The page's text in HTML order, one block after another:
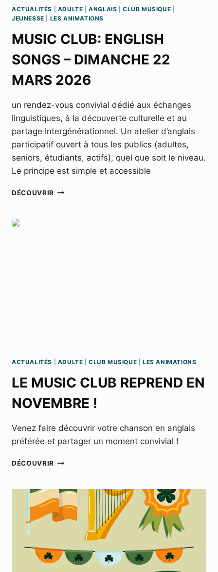
ACTUALITÉS ADULTE |ANGLAIS |CLUB MUSIQUE
JEUNESSE
LES ANIMATIONS
MUSIC CLUB: ENGLISH
SONGS – DIMANCHE 22
MARS 2026
un rendez-vous convivial dédié aux échanges
linguistiques, à la découverte culturelle et au
partage intergénérationnel. Un atelier d’anglais
participatif ouvert à tous les publics (adultes,
seniors, étudiants, actifs), quel que soit le niveau.
Le principe est simple et accessible
DÉCOUVRIR MUSIC
ACTUALITÉS ADULTE |CLUB MUSIQUE |LES ANIMATIONS
LE MUSIC CLUB REPREND EN
NOVEMBRE !
Venez faire découvrir votre chanson en anglais
préférée et partager un moment convivial !
DÉCOUVRIR
REPREND
EN
NOVEMBRE
!